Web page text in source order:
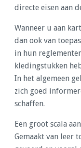
directe eisen aan
Wanneer u aan
dan ook van
in hun
kledingstukken
In het algemeen
zich goed
schaffen.
Een groot scala
Gemaakt van leer